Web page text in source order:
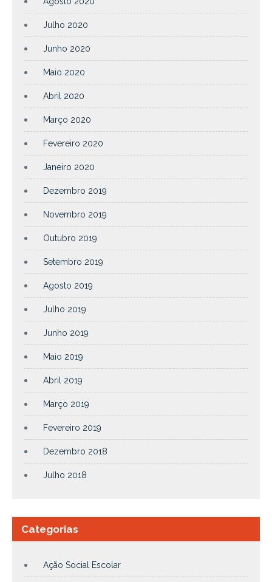
Julho 2020
Junho 2020
Maio 2020
Abril 2020
Março 2020
Fevereiro 2020
Janeiro 2020
Dezembro 2019
Novembro 2019
Outubro 2019
Setembro 2019
Agosto 2019
Julho 2019
Junho 2019
Maio 2019
Abril 2019
Março 2019
Fevereiro 2019
Dezembro 2018
Julho 2018
Categorias
Ação Social Escolar